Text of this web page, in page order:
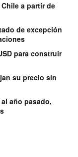
a partir de
de excepción
para construir
su precio sin
año pasado,